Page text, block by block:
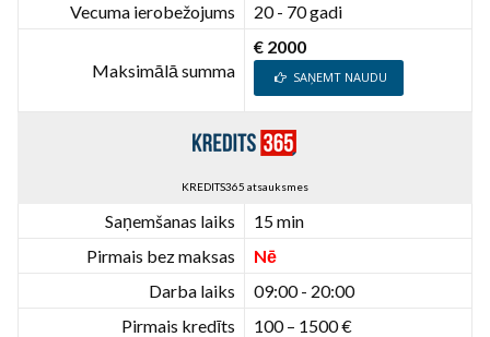
Vecuma ierobežojums
20 - 70 gadi
Maksimālā summa
€ 2000
SAŅEMT NAUDU
KREDITS365 atsauksmes
Saņemšanas laiks
15 min
Pirmais bez maksas
Nē
Darba laiks
09:00 - 20:00
Pirmais kredīts
100 – 1500 €